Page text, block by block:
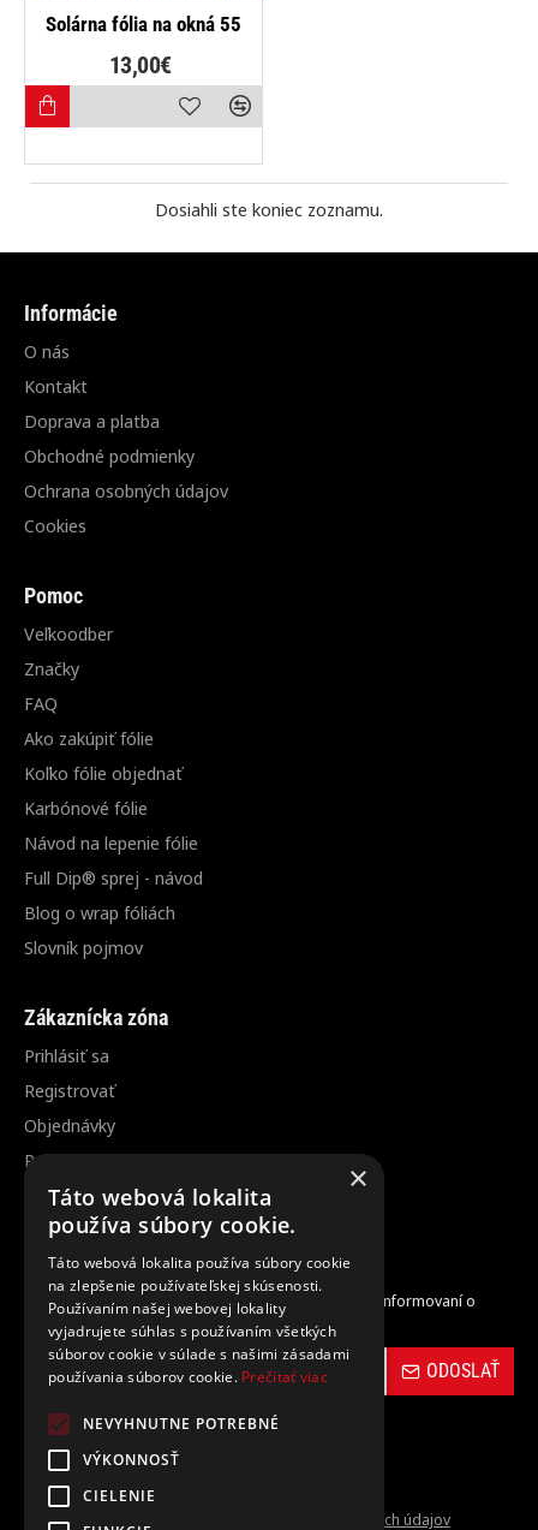
Solárna fólia na okná 55
13,00€
Dosiahli ste koniec zoznamu.
Informácie
O nás
Kontakt
Doprava a platba
Obchodné podmienky
Ochrana osobných údajov
Cookies
Pomoc
Veľkoodber
Značky
FAQ
Ako zakúpiť fólie
Koľko fólie objednať
Karbónové fólie
Návod na lepenie fólie
Full Dip® sprej - návod
Blog o wrap fóliách
Slovník pojmov
Zákaznícka zóna
Prihlásiť sa
Registrovať
Objednávky
Reklamácia / vrátenie tovaru
Zrušenie objednávky
Odber noviniek
Zaregistrujte sa do nášho odberu noviniek a buďte informovaní o
novinkách a propagačných akciách.
ODOSLAŤ
Prečítal(a) som si a súhlasím s Ochrana osobných údajov
×
Táto webová lokalita
používa súbory cookie.
Táto webová lokalita používa súbory cookie
na zlepšenie používateľskej skúsenosti.
Používaním našej webovej lokality
vyjadrujete súhlas s používaním všetkých
súborov cookie v súlade s našimi zásadami
používania súborov cookie. Prečítať viac
NEVYHNUTNE POTREBNÉ
VÝKONNOSŤ
CIELENIE